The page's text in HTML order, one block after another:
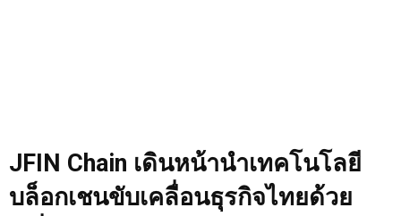
JFIN Chain เดินหน้านำเทคโนโลยี
บล็อกเชนขับเคลื่อนธุรกิจไทยด้วย